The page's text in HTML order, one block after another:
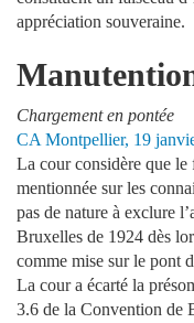
appréciation souveraine.
Chargement en pontée
CA Montpellier, 19
La cour considère que le
mentionnée sur les
pas de nature à exclure
Bruxelles de 1924 dès
comme mise sur le pont
La cour a écarté la
3.6 de la Convention de